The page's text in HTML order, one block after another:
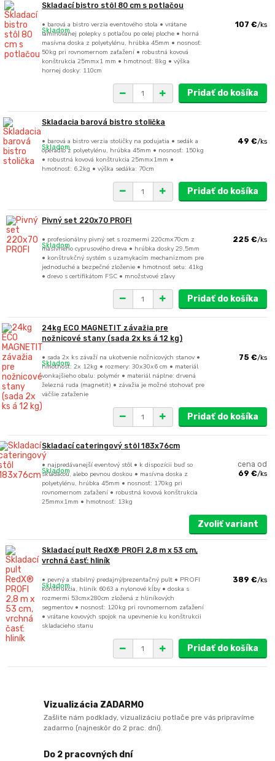
Skladací bistro stôl 80 cm s potlačou
• barová a bistro verzia eventového stola • vrátane
laminovanej polepky s potlačou po celej ploche • horná
masívna doska z polyetylénu, hrúbka 45mm • nosnosť:
50kg pri rovnomernom zaťažení • robustná kovová
konštrukcia 25mmx1 mm • hmotnosť: 8kg • výška
hornej dosky: 110cm
107 €/ks
Skladom
Pridať do košíka
Skladacia barová bistro stolička
• barová a bistro verzia stoličky na podujatia • sedák a
operadlo z polyetylénu, hrúbka 45mm • nosnosť: 150kg
• robustná kovová konštrukcia 25mmx1mm •
hmotnosť: 6,2kg • výška sedáka: 70cm
49 €/ks
Skladom
Pridať do košíka
Pivný set 220x70 PROFI
• profesionálny pivný set s rozmermi 220cmx70cm z
masívneho cyprusového dreva • hrúbka dosky 29,5mm
• konštrukčný systém s uzamykacím mechanizmom pre
jednoduché a bezpečné zloženie • hmotnosť setu: 41kg
• drevo s certifikátom FSC • množstvové zľavy
225 €/ks
Skladom
Pridať do košíka
24kg ECO MAGNETIT závažia pre
nožnicové stany (sada 2x ks á 12 kg)
• sada 2x ks závaží na ukotvenie nožnicových stanov •
hmotnosť: 2x 12kg • rozmery: 30x30x6 cm • materiál
vonkajšieho obalu: polymér • materiál náplne: drvená
železná ruda (magnetit) • závažia je možné stohovať pre
väčšie zaťaženie
75 €/ks
Skladom
Pridať do košíka
Skladací cateringový stôl 183x76cm
• najpredávanejší eventový stôl • k dispozícii buď so
skladacou, alebo pevnou doskou • masívna doska z
polyetylénu, hrúbka 45mm • nosnosť: 170kg pri
rovnomernom zaťažení • robustná kovová konštrukcia
25mmx1mm • hmotnosť: 13kg
cena od
69 €/ks
Skladom
Zvoliť variant
Skladací pult RedX® PROFI 2,8 m x 53 cm,
vrchná časť: hliník
• pevný a stabilný predajný/prezentačný pult • PROFI
konštrukcia, hliník 6063 a nylonové kĺby • doska s
rozmermi 53cmx280cm zložená z hliníkových
segmentov • nosnosť: 120kg pri rovnomernom zaťažení
• vrátane kovových spojok na upevnenie ku konštrukcii
skladacieho stanu
389 €/ks
Skladom
Pridať do košíka
Vizualizácia ZADARMO
Zašlite nám podklady, vizualizáciu potlače pre vás pripravíme
zadarmo (najneskôr do 2 prac. dní).
Do 2 pracovných dní